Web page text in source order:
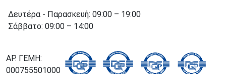
Δευτέρα - Παρασκευή: 09:00 – 19:00
Σάββατο: 09:00 – 14:00
ΑΡ. ΓΕΜΗ:
000755501000